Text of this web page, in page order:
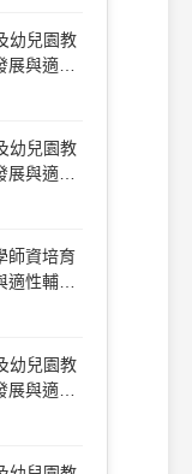
生在討論
警告說：
交友！」
幼兒園教
與適性
幼兒園教
與適性
師資培育
性輔導
幼兒園教
與適性